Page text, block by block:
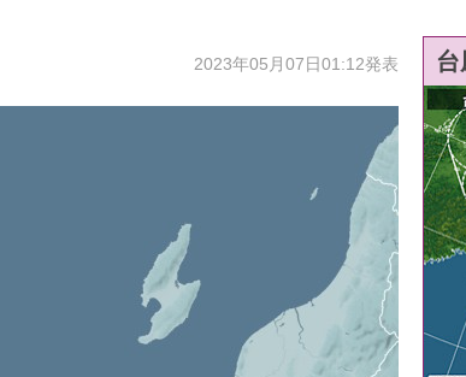
2023年05月07日01:12発表